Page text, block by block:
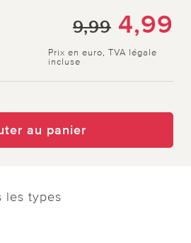
9,99 4,99
Prix en euro, TVA légale
incluse
au panier
les types